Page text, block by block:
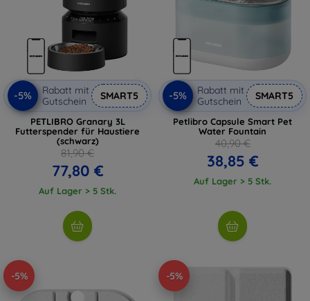
-5%
Rabatt mit
Gutschein
SMART5
PETLIBRO Granary 3L
Futterspender für Haustiere
(schwarz)
81,90 €
77,80 €
Auf Lager > 5 Stk.
-5%
Rabatt mit
Gutschein
SMART5
Petlibro Capsule Smart Pet
Water Fountain
40,90 €
38,85 €
Auf Lager > 5 Stk.
-5% -5%